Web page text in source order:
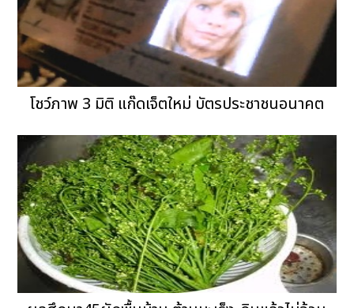
โชว์ภาพ 3 มิติ แก๊ดเจ็ตใหม่ บัตรประชาชนอนาคต